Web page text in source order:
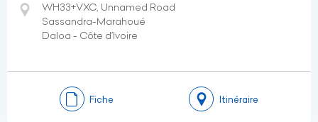
WH33+VXC, Unnamed Road
Sassandra-Marahoué
Daloa - Côte d’Ivoire
Fiche Itinéraire